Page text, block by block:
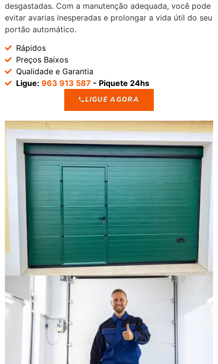
desgastadas. Com a manutenção adequada, você pode
evitar avarias inesperadas e prolongar a vida útil do seu
portão automático.
Rápidos
Preços Baixos
Qualidade e Garantia
Ligue: 963 913 587 - Piquete 24hs
LIGUE AGORA